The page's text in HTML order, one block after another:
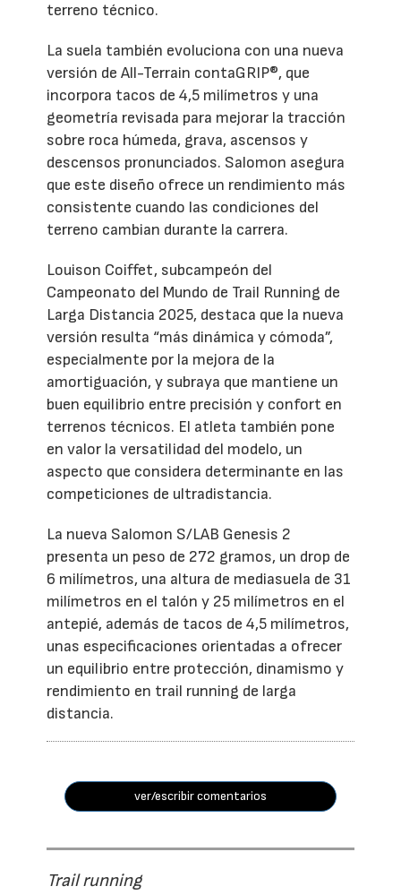
terreno técnico.
La suela también evoluciona con una nueva
versión de All-Terrain contaGRIP®, que
incorpora tacos de 4,5 milímetros y una
geometría revisada para mejorar la tracción
sobre roca húmeda, grava, ascensos y
descensos pronunciados. Salomon asegura
que este diseño ofrece un rendimiento más
consistente cuando las condiciones del
terreno cambian durante la carrera.
Louison Coiffet, subcampeón del
Campeonato del Mundo de Trail Running de
Larga Distancia 2025, destaca que la nueva
versión resulta “más dinámica y cómoda”,
especialmente por la mejora de la
amortiguación, y subraya que mantiene un
buen equilibrio entre precisión y confort en
terrenos técnicos. El atleta también pone
en valor la versatilidad del modelo, un
aspecto que considera determinante en las
competiciones de ultradistancia.
La nueva Salomon S/LAB Genesis 2
presenta un peso de 272 gramos, un drop de
6 milímetros, una altura de mediasuela de 31
milímetros en el talón y 25 milímetros en el
antepié, además de tacos de 4,5 milímetros,
unas especificaciones orientadas a ofrecer
un equilibrio entre protección, dinamismo y
rendimiento en trail running de larga
distancia.
ver/escribir comentarios
Trail running